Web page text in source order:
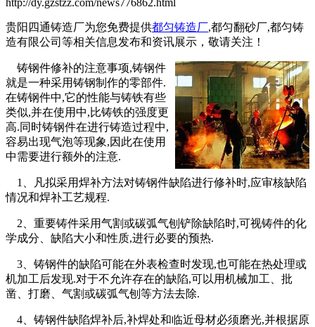
http://dy.gzstzz.com/news776862.html
贵阳四通铸造厂为您免费提供都匀铸造厂,都匀翻砂厂,都匀铸
造有限公司等相关信息发布和资讯展示，敬请关注！
铸钢件修补的注意事项,铸钢件
就是一种采用铸钢制作的零部件.
在铸钢件中,它的性能与铸铁有些
类似,并在使用中,比铸铁的强度更
高.同时铸钢件在进行铸造过程中,
容易出现气泡等现象,因此在使用
中需要进行额外的注意.
1、凡拟采用焊补方法对铸钢件缺陷进行修补时,应审核缺陷
情况和焊补工艺规程.
2、重要铸件采用气割或碳弧气刨铲除缺陷时,可视铸件的化
学成分、缺陷大小和性质,进行必要的预热.
3、铸钢件的缺陷可能在外表检查时发现,也可能在热处理或
机加工后发现.对于不允许存在的缺陷,可以用机械加工、批
凿、打磨、气割或碳弧气刨等方法去除.
4、铸钢件缺陷焊补后,补焊处和临近母材必须磨光,并根据原